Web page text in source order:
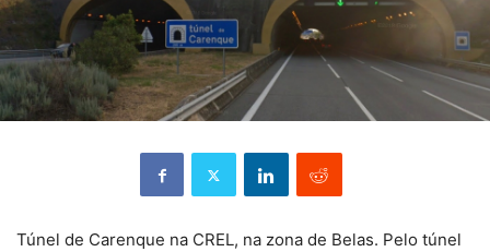
Túnel de Carenque na CREL, na zona de Belas. Pelo túnel